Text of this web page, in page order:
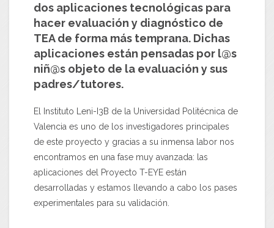
dos aplicaciones tecnológicas para
hacer evaluación y diagnóstico de
TEA de forma más temprana. Dichas
aplicaciones están pensadas por l@s
niñ@s objeto de la evaluación y sus
padres/tutores.
El Instituto Leni-I3B de la Universidad Politécnica de
Valencia es uno de los investigadores principales
de este proyecto y gracias a su inmensa labor nos
encontramos en una fase muy avanzada: las
aplicaciones del Proyecto T-EYE están
desarrolladas y estamos llevando a cabo los pases
experimentales para su validación.